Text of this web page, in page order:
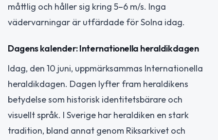
måttlig och håller sig kring 5–6 m/s. Inga
vädervarningar är utfärdade för Solna idag.
Dagens kalender: Internationella heraldikdagen
Idag, den 10 juni, uppmärksammas Internationella
heraldikdagen. Dagen lyfter fram heraldikens
betydelse som historisk identitetsbärare och
visuellt språk. I Sverige har heraldiken en stark
tradition, bland annat genom Riksarkivet och